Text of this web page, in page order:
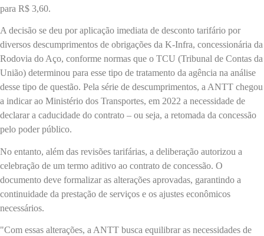
para R$ 3,60.
A decisão se deu por aplicação imediata de desconto tarifário por
diversos descumprimentos de obrigações da K-Infra, concessionária da
Rodovia do Aço, conforme normas que o TCU (Tribunal de Contas da
União) determinou para esse tipo de tratamento da agência na análise
desse tipo de questão. Pela série de descumprimentos, a ANTT chegou
a indicar ao Ministério dos Transportes, em 2022 a necessidade de
declarar a caducidade do contrato – ou seja, a retomada da concessão
pelo poder público.
No entanto, além das revisões tarifárias, a deliberação autorizou a
celebração de um termo aditivo ao contrato de concessão. O
documento deve formalizar as alterações aprovadas, garantindo a
continuidade da prestação de serviços e os ajustes econômicos
necessários.
"Com essas alterações, a ANTT busca equilibrar as necessidades de